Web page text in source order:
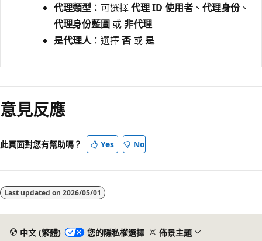
代理類型 ：可選擇代理 ID 使用者 、 代理身份 、
代理身份藍圖 或 非代理
是代理人：選擇否 或 是
意見反應
此頁面對您有幫助嗎？ Yes No
Last updated on 2026/05/01
中文 (繁體) 您的隱私權選擇 佈景主題